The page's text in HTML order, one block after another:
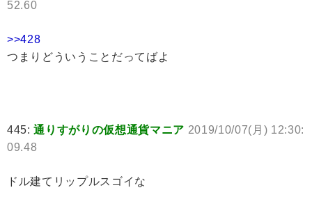
52.60
>>428
つまりどういうことだってばよ
445:通りすがりの仮想通貨マニア 2019/10/07(月) 12:30:
09.48
ドル建てリップルスゴイな